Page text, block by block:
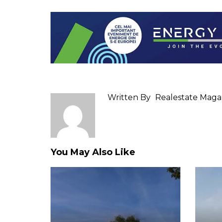
Written By Realestate
You May Also Like